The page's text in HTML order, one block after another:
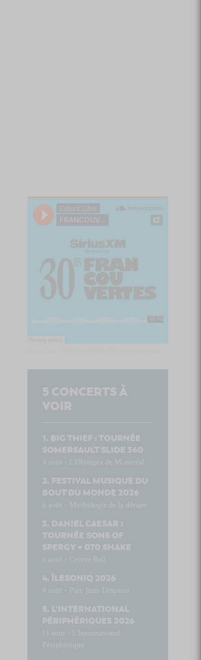
5 CONCERTS À
VOIR
BIG THIEF : TOURNÉE
SOMERSAULT SLIDE 360
4 août - L’Olympia de Montréal
FESTIVAL MUSIQUE DU
BOUT DU MONDE 2026
6 août - Mythologie de la dérape
DANIEL CAESAR :
TOURNÉE SONS OF
SPERGY + 070 SHAKE
6 août - Centre Bell
ÎLESONIQ 2026
8 août - Parc Jean-Drapeau
L’INTERNATIONAL
PÉRIPHÉRIQUES 2026
13 août - L’International
Périphérique